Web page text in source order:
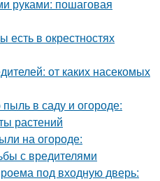
руками: пошаговая
есть в окрестностях
от каких насекомых
в саду и огороде:
растений
на огороде:
с вредителями
под входную дверь: